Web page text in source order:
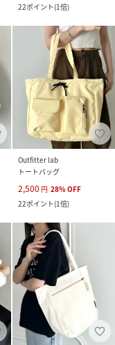
22ポイント(1倍)
Outfitter lab
トートバッグ
2,500 円 28%OFF
22ポイント(1倍)